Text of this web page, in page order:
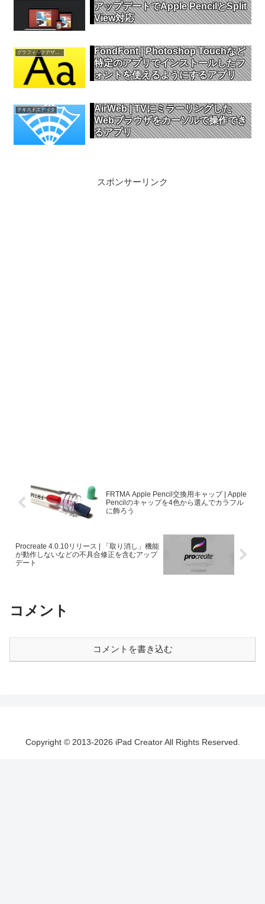
アップデートでApple PencilとSplit
View対応
グラフィックデザイン
FondFont | Photoshop Touchなど
特定のアプリでインストールしたフ
ォントを使えるようにするアプリ
テキストエディタ
AirWeb | TVにミラーリングした
Webブラウザをカーソルで操作でき
るアプリ
スポンサーリンク
FRTMA Apple Pencil交換用キャップ | Apple
Pencilのキャップを4色から選んでカラフル
に飾ろう
Procreate 4.0.10リリース | 「取り消し」機能
が動作しないなどの不具合修正を含むアップ
デート
コメント
コメントを書き込む
Copyright © 2013-2026 iPad Creator All Rights Reserved.